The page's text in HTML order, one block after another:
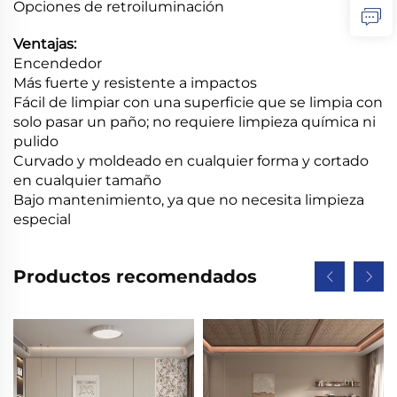
Opciones de retroiluminación
Ventajas:
Encendedor
Más fuerte y resistente a impactos
Fácil de limpiar con una superficie que se limpia con
solo pasar un paño; no requiere limpieza química ni
pulido
Curvado y moldeado en cualquier forma y cortado
en cualquier tamaño
Bajo mantenimiento, ya que no necesita limpieza
especial
Productos recomendados